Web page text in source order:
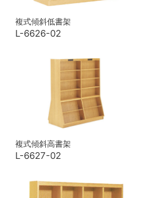
複式傾斜低書架
L-6626-02
複式傾斜高書架
L-6627-02